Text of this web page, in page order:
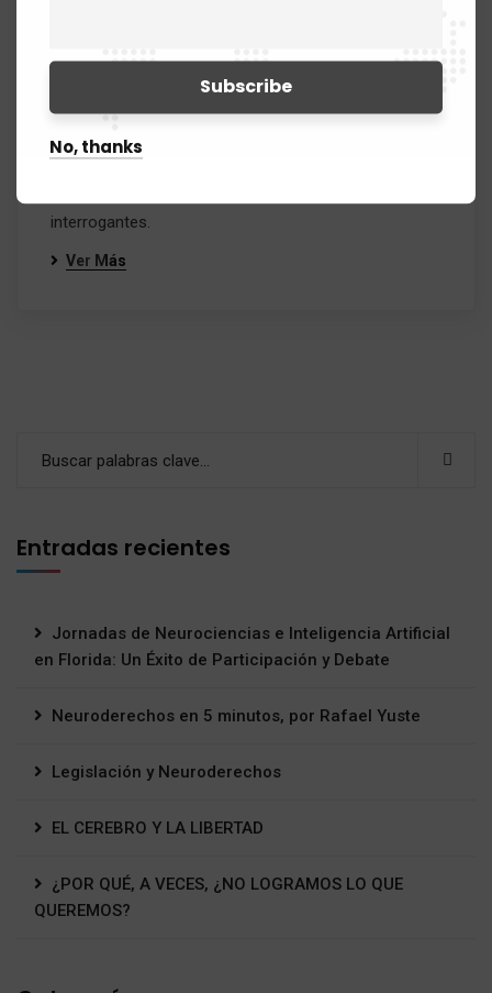
Los secretos del cerebro
Foundation_Master
Los secretos del cerebro ¿Qué es lo último en
neurociencia? ¿Qué incógnitas persisten? Tres
interrogantes.
Ver Más
Entradas recientes
Jornadas de Neurociencias e Inteligencia Artificial
en Florida: Un Éxito de Participación y Debate
Neuroderechos en 5 minutos, por Rafael Yuste
Legislación y Neuroderechos
EL CEREBRO Y LA LIBERTAD
¿POR QUÉ, A VECES, ¿NO LOGRAMOS LO QUE
QUEREMOS?
No, thanks